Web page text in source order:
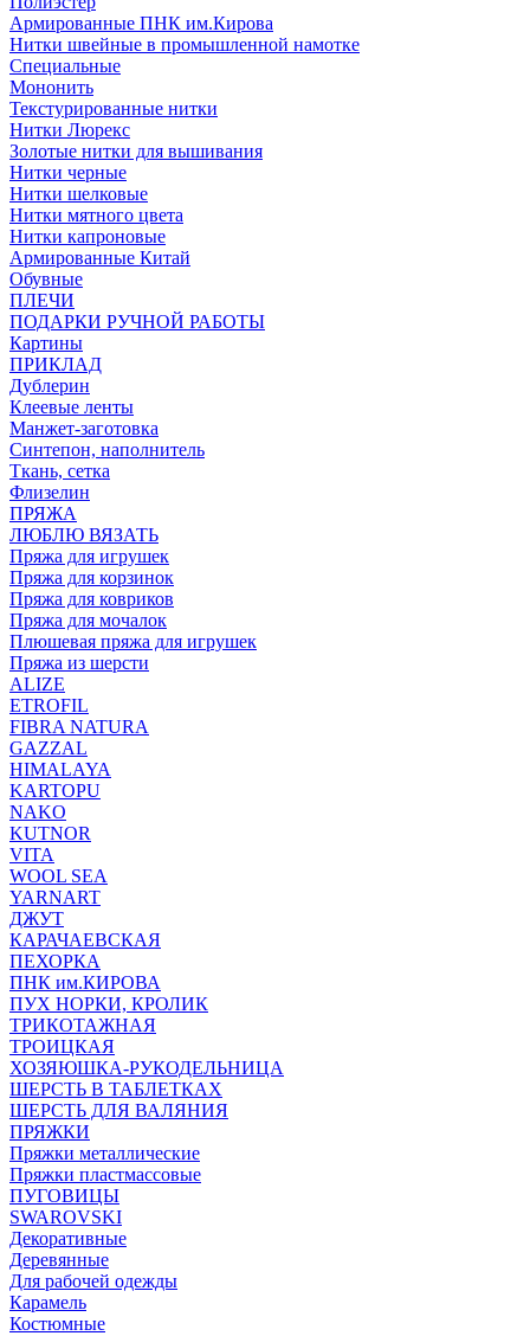
Армированные ПНК им.Кирова
Нитки швейные в промышленной намотке
Специальные
Мононить
Текстурированные нитки
Нитки Люрекс
Золотые нитки для вышивания
Нитки черные
Нитки шелковые
Нитки мятного цвета
Нитки капроновые
Армированные Китай
Обувные
ПЛЕЧИ
ПОДАРКИ РУЧНОЙ РАБОТЫ
Картины
ПРИКЛАД
Дублерин
Клеевые ленты
Манжет-заготовка
Синтепон, наполнитель
Ткань, сетка
Флизелин
ПРЯЖА
ЛЮБЛЮ ВЯЗАТЬ
Пряжа для игрушек
Пряжа для корзинок
Пряжа для ковриков
Пряжа для мочалок
Плюшевая пряжа для игрушек
Пряжа из шерсти
ALIZE
ETROFIL
FIBRA NATURA
GAZZAL
HIMALAYA
KARTOPU
NAKO
KUTNOR
VITA
WOOL SEA
YARNART
ДЖУТ
КАРАЧАЕВСКАЯ
ПЕХОРКА
ПНК им.КИРОВА
ПУХ НОРКИ, КРОЛИК
ТРИКОТАЖНАЯ
ТРОИЦКАЯ
ХОЗЯЮШКА-РУКОДЕЛЬНИЦА
ШЕРСТЬ В ТАБЛЕТКАХ
ШЕРСТЬ ДЛЯ ВАЛЯНИЯ
ПРЯЖКИ
Пряжки металлические
Пряжки пластмассовые
ПУГОВИЦЫ
SWAROVSKI
Декоративные
Деревянные
Для рабочей одежды
Карамель
Костюмные